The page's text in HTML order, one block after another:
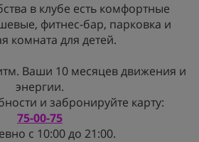
в клубе есть комфортные
фитнес-бар, парковка и
комната для детей.
Ваши 10 месяцев движения и
энергии.
и забронируйте карту:
75-00-75
с 10:00 до 21:00.